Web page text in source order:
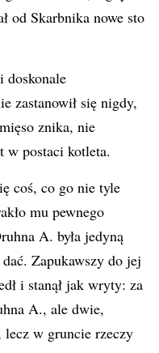
od Skarbnika nowe sto
doskonale
zastanowił się nigdy,
znika, nie
w postaci kotleta.
coś, co go nie tyle
mu pewnego
A. była jedyną
Zapukawszy do jej
i stanął jak wryty: za
A., ale dwie,
lecz w gruncie rzeczy